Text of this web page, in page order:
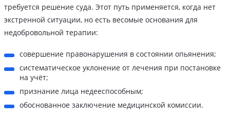
требуется решение суда. Этот путь применяется, когда нет
экстренной ситуации, но есть весомые основания для
недобровольной терапии:
совершение правонарушения в состоянии опьянения;
систематическое уклонение от лечения при постановке
на учёт;
признание лица недееспособным;
обоснованное заключение медицинской комиссии.